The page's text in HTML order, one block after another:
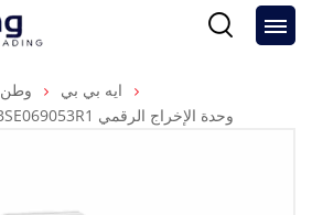
وطن
ايه بي بي
ABB DO818 3BSE069053R1 وحدة الإخراج الرقمي